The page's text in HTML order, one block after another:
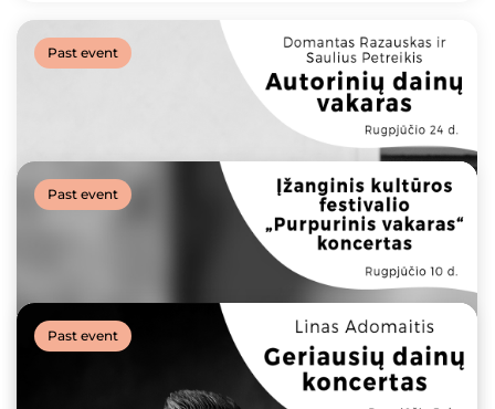
Past event
Past event
Past event